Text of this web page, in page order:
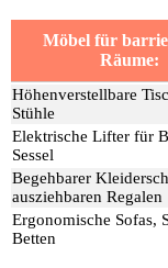
Möbel für
Räume:
Höhenverstellbare
Stühle
Elektrische Lifter für
Sessel
Begehbarer
ausziehbaren Regalen
Ergonomische Sofas,
Betten